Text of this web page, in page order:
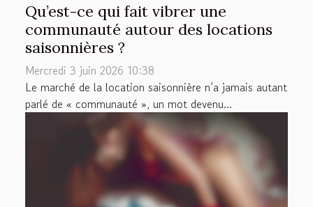
Qu’est-ce qui fait vibrer une
communauté autour des locations
saisonnières ?
Mercredi 3 juin 2026 10:38
Le marché de la location saisonnière n’a jamais autant
parlé de « communauté », un mot devenu...